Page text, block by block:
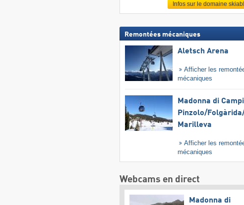
Infos sur le domaine
Remontées mécaniques
Aletsch Arena
Afficher les
mécaniques
Madonna di
Pinzolo/​
Marilleva
Afficher les
mécaniques
Webcams en direct
Madonna di